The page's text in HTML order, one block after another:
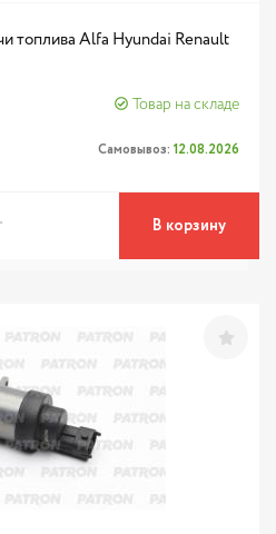
топлива Alfa Hyundai Renault
Товар на складе
Самовывоз: 12.08.2026
В корзину